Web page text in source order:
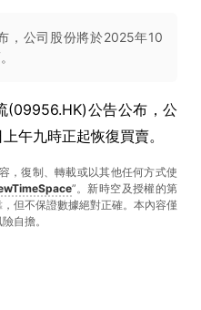
，公司股份將於2025年10
(09956.HK)公告公布，公
上午九時正起恢復買賣。
，復制、轉載或以其他任何方式使
”。新時空及授權的第
但不保證數據絕對正確。本內容僅
自擔。